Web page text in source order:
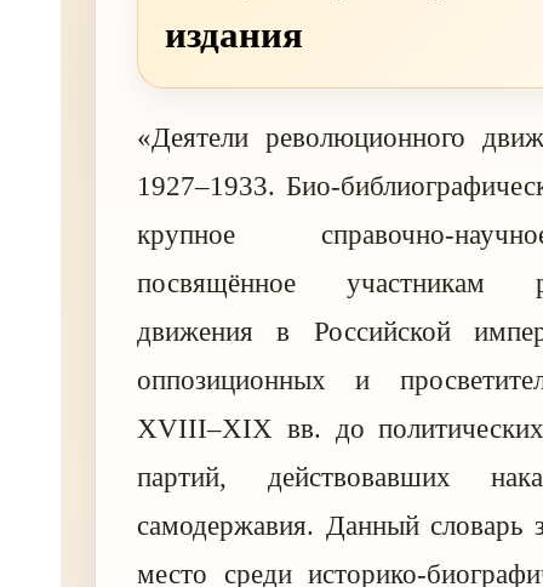
издания
«Деятели революционного
1927–1933. Био-
крупное справочно-
посвящённое участникам
движения в Российской
оппозиционных и
XVIII–XIX вв. до
партий, действовавших
самодержавия. Данный словарь
место среди историко-